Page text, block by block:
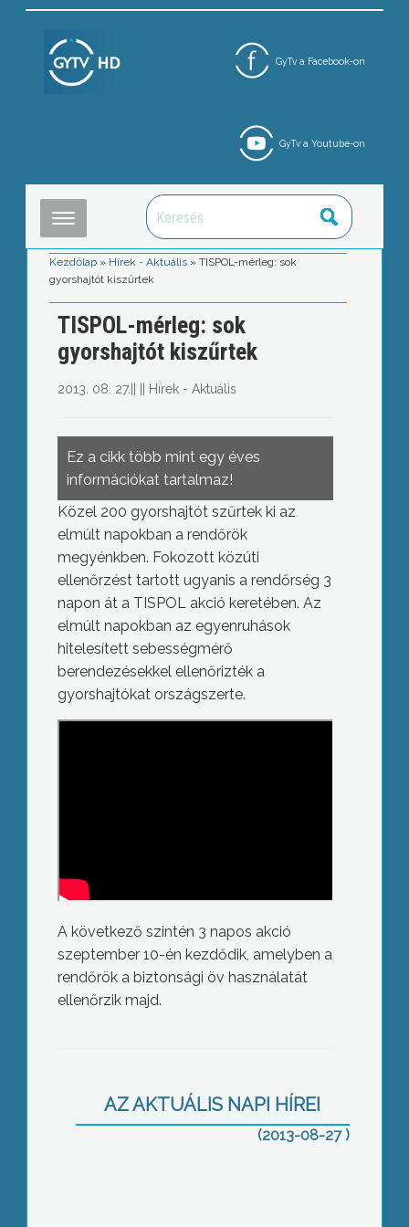
GyTv a Facebook-on
GyTv a Youtube-on
Kezdőlap » Hírek - Aktuális »TISPOL-mérleg: sok
gyorshajtót kiszűrtek
TISPOL-mérleg: sok
gyorshajtót kiszűrtek
2013. 08. 27. Hírek - Aktuális
Ez a cikk több mint egy éves
információkat tartalmaz!
Közel 200 gyorshajtót szűrtek ki az
elmúlt napokban a rendőrök
megyénkben. Fokozott közúti
ellenőrzést tartott ugyanis a rendőrség 3
napon át a TISPOL akció keretében. Az
elmúlt napokban az egyenruhások
hitelesített sebességmérő
berendezésekkel ellenőrizték a
gyorshajtókat országszerte.
A következő szintén 3 napos akció
szeptember 10-én kezdődik, amelyben a
rendőrök a biztonsági öv használatát
ellenőrzik majd.
AZ AKTUÁLIS NAPI HÍREI
(2013-08-27 )
után